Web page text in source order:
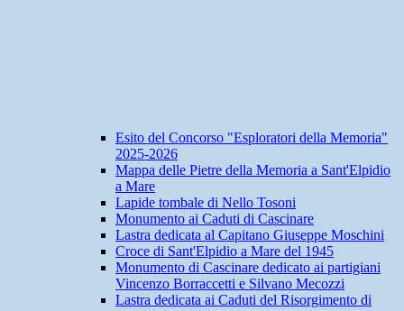
Esito del Concorso "Esploratori della Memoria"
2025-2026
Mappa delle Pietre della Memoria a Sant'Elpidio
a Mare
Lapide tombale di Nello Tosoni
Monumento ai Caduti di Cascinare
Lastra dedicata al Capitano Giuseppe Moschini
Croce di Sant'Elpidio a Mare del 1945
Monumento di Cascinare dedicato ai partigiani
Vincenzo Borraccetti e Silvano Mecozzi
Lastra dedicata ai Caduti del Risorgimento di